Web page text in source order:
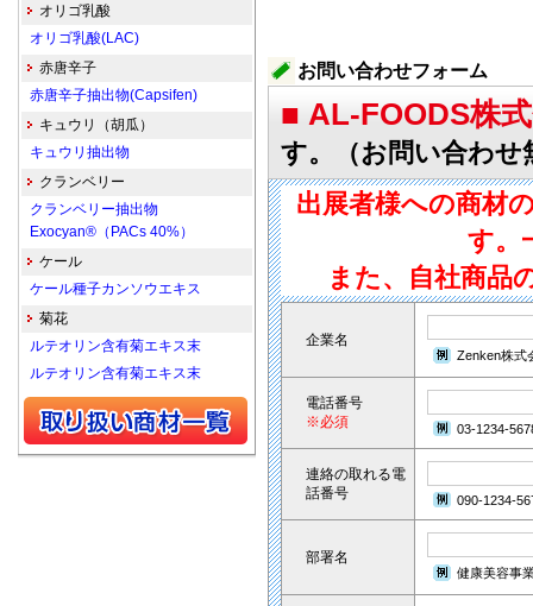
お問い合わせフォーム
■ AL-FOODS株
す。（お問い合わせ
出展者様への商材
す。
また、自社商品
企業名
Zenken株式
電話番号
※必須
03-1234-
連絡の取れる電
話番号
090-1234-
部署名
健康美容事
オリゴ乳酸
オリゴ乳酸(LAC)
赤唐辛子
赤唐辛子抽出物(Capsifen)
キュウリ（胡瓜）
キュウリ抽出物
クランベリー
クランベリー抽出物
Exocyan®（PACs 40%）
ケール
ケール種子カンソウエキス
菊花
ルテオリン含有菊エキス末
ルテオリン含有菊エキス末